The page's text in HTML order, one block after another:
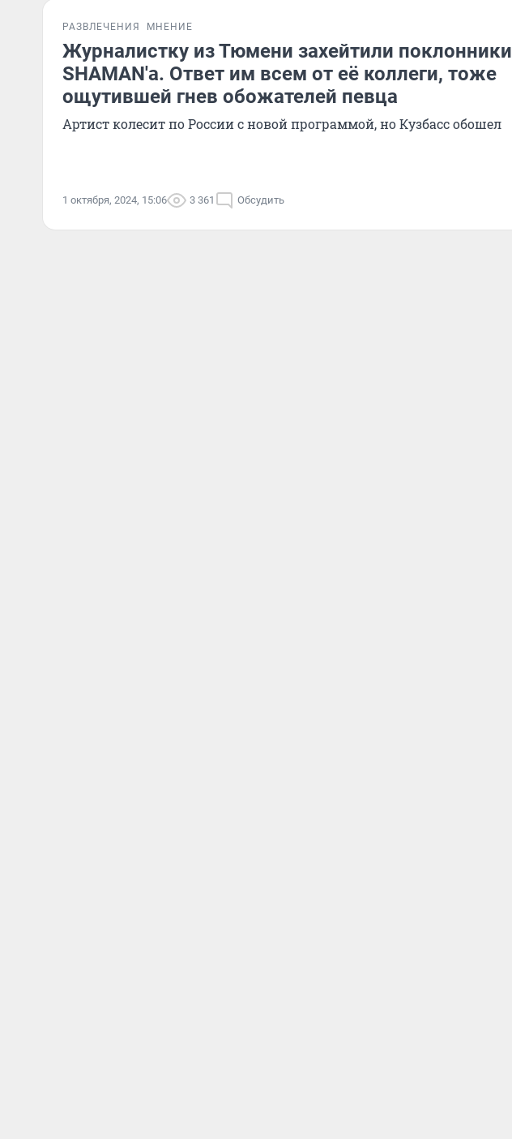
РАЗВЛЕЧЕНИЯ МНЕНИЕ
Журналистку из Тюмени захейтили поклонники
SHAMAN'а. Ответ им всем от её коллеги, тоже
ощутившей гнев обожателей певца
Артист колесит по России с новой программой, но Кузбасс обошел
1 октября, 2024, 15:06 3 361 Обсудить